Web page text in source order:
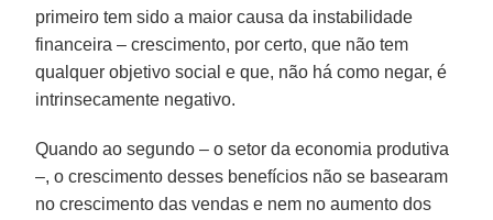
primeiro tem sido a maior causa da instabilidade
financeira – crescimento, por certo, que não tem
qualquer objetivo social e que, não há como negar, é
intrinsecamente negativo.
Quando ao segundo – o setor da economia produtiva
–, o crescimento desses benefícios não se basearam
no crescimento das vendas e nem no aumento dos